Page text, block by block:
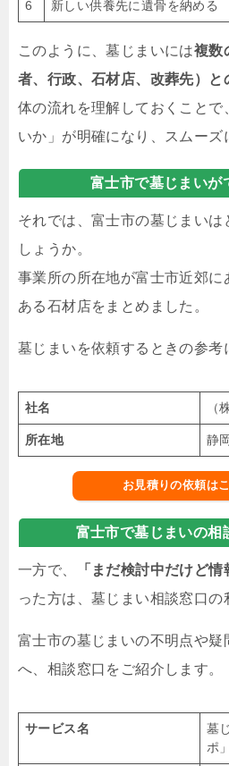
6 新しい供養先に遺骨を納める
このように、墓じまいには複数
者、行政、石材店、改葬先）と
体の流れを理解しておくことで
いか」が明確になり、スムーズ
富士市で墓じまいが
それでは、富士市の墓じまい
しょうか。
事業所の所在地が富士市近郊に
ある石材店をまとめました。
墓じまいを依頼するときの参考
社名 （
所在地 静
お見積りの依頼は
富士市で墓じまいの相
一方で、 「まだ検討中だけど情
った方は、墓じまい相談窓口の
富士市の墓じまいの不明点や疑
へ、相談窓口をご紹介します。
サービス名
墓
ポ」